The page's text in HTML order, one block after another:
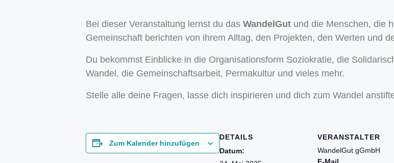
Bei dieser Veranstaltung lernst du das WandelGut und die Menschen, die
Gemeinschaft berichten von ihrem Alltag, den Projekten, den Werten und
Du bekommst Einblicke in die Organisationsform Soziokratie, die
Wandel, die Gemeinschaftsarbeit, Permakultur und vieles mehr.
Stelle alle deine Fragen, lasse dich inspirieren und dich zum Wandel
Zum Kalender hinzufügen
DETAILS
Datum:
VERANSTALTER
WandelGut gGmbH